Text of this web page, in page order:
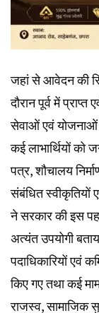
जहां से आवेदन की
दौरान पूर्व में प्राप्त
सेवाओं एवं योजनाओं
कई लाभार्थियों को
पत्र, शौचालय
संबंधित स्वीकृतियों
ने सरकार की इस
अत्यंत उपयोगी
पदाधिकारियों एवं
किए गए तथा कई
राजस्व, सामाजिक